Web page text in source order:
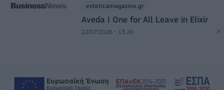
esteticamagazine.gr
Aveda I One for All Leave in Elixir
22/07/2026 - 13:20